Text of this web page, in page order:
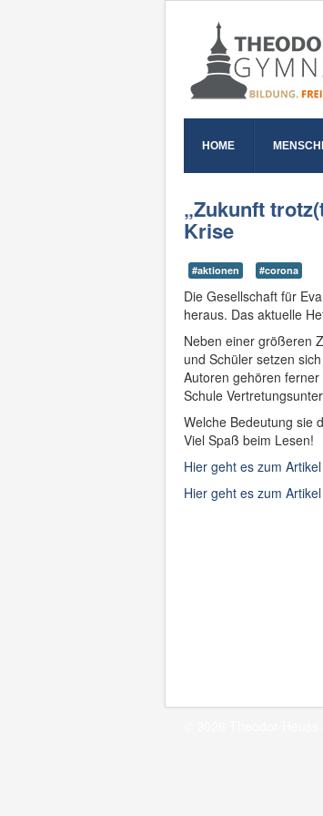
HOME
„Zukunft
Krise
#aktionen #corona
Die Gesellschaft für
heraus. Das aktuelle
Neben einer größeren
und Schüler setzen
Autoren gehören
Schule
Welche Bedeutung sie
Viel Spaß beim Lesen!
Hier geht es zum
Hier geht es zum